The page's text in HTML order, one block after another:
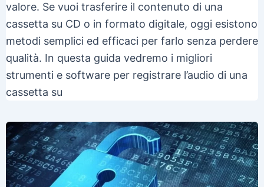
valore. Se vuoi trasferire il contenuto di una
cassetta su CD o in formato digitale, oggi esistono
metodi semplici ed efficaci per farlo senza perdere
qualità. In questa guida vedremo i migliori
strumenti e software per registrare l’audio di una
cassetta su